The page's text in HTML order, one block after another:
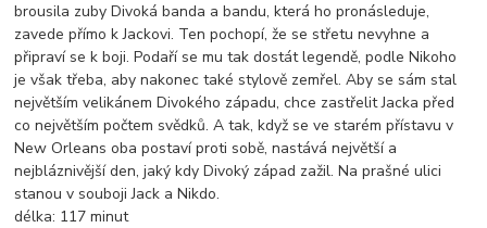
brousila zuby Divoká banda a bandu, která ho pronásleduje,
zavede přímo k Jackovi. Ten pochopí, že se střetu nevyhne a
připraví se k boji. Podaří se mu tak dostát legendě, podle Nikoho
je však třeba, aby nakonec také stylově zemřel. Aby se sám stal
největším velikánem Divokého západu, chce zastřelit Jacka před
co největším počtem svědků. A tak, když se ve starém přístavu v
New Orleans oba postaví proti sobě, nastává největší a
nejbláznivější den, jaký kdy Divoký západ zažil. Na prašné ulici
stanou v souboji Jack a Nikdo.
délka: 117 minut